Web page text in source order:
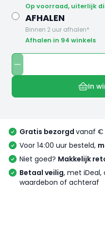
op voorraad, uiterlijk
AFHALEN
Binnen 2 uur afhalen*
Afhalen in 94 winkels
In
Gratis bezorgd vanaf €
Voor 14:00 uur besteld,
Niet goed? Makkelijk
Betaal veilig, met iDeal,
waardebon of achteraf